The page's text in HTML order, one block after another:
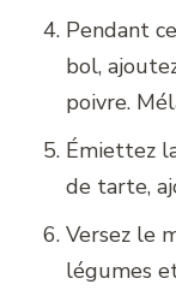
Pendant
bol,
poivre.
Émiettez
de tarte,
Versez le
légumes